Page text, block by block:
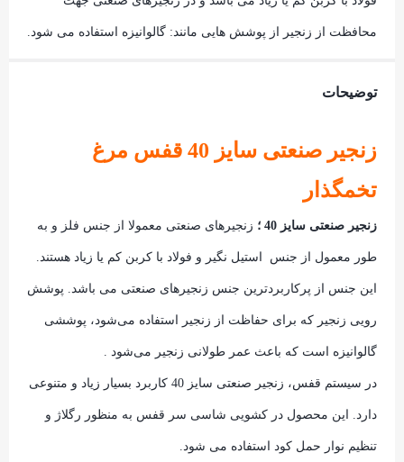
محافظت از زنجیر از پوشش هایی مانند: گالوانیزه استفاده می شود.
توضیحات
زنجیر صنعتی سایز 40 قفس مرغ
تخمگذار
زنجیر صنعتی سایز 40 ؛ زنجیرهای صنعتی معمولا از جنس فلز و به
طور معمول از جنس استیل نگیر و فولاد با کربن کم یا زیاد هستند.
این جنس از پرکاربردترین جنس زنجیرهای صنعتی می باشد. پوشش
رویی زنجیر که برای حفاظت از زنجیر استفاده ‌می‌شود، پوششی
گالوانیزه است که باعث عمر طولانی زنجیر می‌شود .
در سیستم قفس، زنجیر صنعتی سایز 40 کاربرد بسیار زیاد و متنوعی
دارد. این محصول در کشویی شاسی سر قفس به منظور رگلاژ و
تنظیم نوار حمل کود استفاده می شود.